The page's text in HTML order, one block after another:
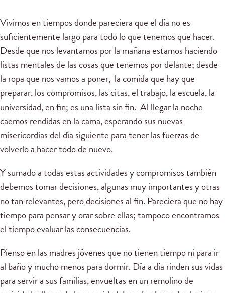
Vivimos en tiempos donde pareciera que el día no es
suficientemente largo para todo lo que tenemos que hacer.
Desde que nos levantamos por la mañana estamos haciendo
listas mentales de las cosas que tenemos por delante; desde
la ropa que nos vamos a poner, la comida que hay que
preparar, los compromisos, las citas, el trabajo, la escuela, la
universidad, en fin; es una lista sin fin. Al llegar la noche
caemos rendidas en la cama, esperando sus nuevas
misericordias del día siguiente para tener las fuerzas de
volverlo a hacer todo de nuevo.
Y sumado a todas estas actividades y compromisos también
debemos tomar decisiones, algunas muy importantes y otras
no tan relevantes, pero decisiones al fin. Pareciera que no hay
tiempo para pensar y orar sobre ellas; tampoco encontramos
el tiempo evaluar las consecuencias.
Pienso en las madres jóvenes que no tienen tiempo ni para ir
al baño y mucho menos para dormir. Día a día rinden sus vidas
para servir a sus familias, envueltas en un remolino de